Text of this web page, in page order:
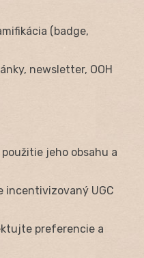
(badge,
newsletter, OOH
jeho obsahu a
UGC
preferencie a